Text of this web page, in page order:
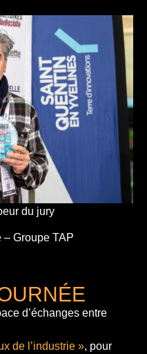
du jury
– Groupe TAP
d’échanges entre
de l’industrie », pour